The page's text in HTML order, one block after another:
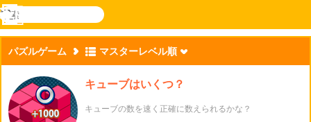
Novel
検
索
ログ
メ
ニ
ー
パズルゲーム マスターレベル順
キューブはいくつ？
キューブの数を速く正確に数えられるかな？